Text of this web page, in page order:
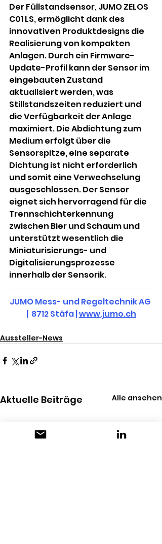
Der Füllstandsensor, JUMO ZELOS
C01 LS, ermöglicht dank des
innovativen Produktdesigns die
Realisierung von kompakten
Anlagen. Durch ein Firmware-
Update-Profil kann der Sensor im
eingebauten Zustand
aktualisiert werden, was
Stillstandszeiten reduziert und
die Verfügbarkeit der Anlage
maximiert. Die Abdichtung zum
Medium erfolgt über die
Sensorspitze, eine separate
Dichtung ist nicht erforderlich
und somit eine Verwechselung
ausgeschlossen. Der Sensor
eignet sich hervorragend für die
Trennschichterkennung
zwischen Bier und Schaum und
unterstützt wesentlich die
Miniaturisierungs- und
Digitalisierungsprozesse
innerhalb der Sensorik.
JUMO Mess- und Regeltechnik AG
|  8712 Stäfa | www.jumo.ch
Aussteller-News
Aktuelle Beiträge Alle ansehen